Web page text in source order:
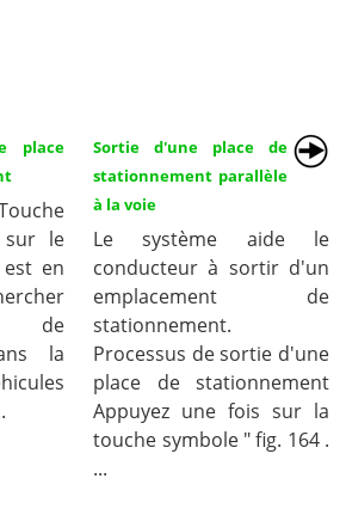
place
sur le
en
de
la
Sortie d'une place de
stationnement parallèle
à la voie
Le système aide le
conducteur à sortir d'un
emplacement de
stationnement.
Processus de sortie d'une
place de stationnement
Appuyez une fois sur la
touche symbole " fig. 164 .
...